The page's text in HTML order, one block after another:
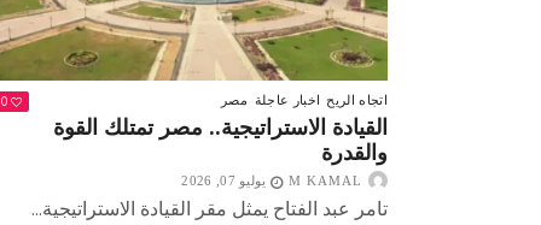
اتجاه الريح اخبار عاجلة مصر 0
القيادة الاستراتيجية.. مصر تمتلك القوة
والقدرة
M KAMAL يوليو 07, 2026
تامر عبد الفتاح يمثل مقر القيادة الاستراتيجية...